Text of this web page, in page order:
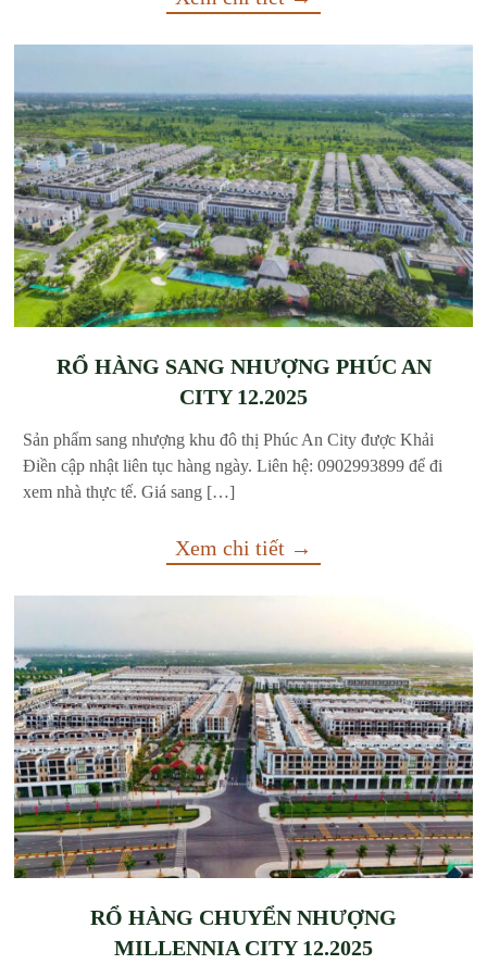
RỔ HÀNG SANG NHƯỢNG PHÚC AN
CITY 12.2025
Sản phẩm sang nhượng khu đô thị Phúc An City được Khải
Điền cập nhật liên tục hàng ngày. Liên hệ: 0902993899 để đi
xem nhà thực tế. Giá sang […]
Xem chi tiết →
RỔ HÀNG CHUYỂN NHƯỢNG
MILLENNIA CITY 12.2025